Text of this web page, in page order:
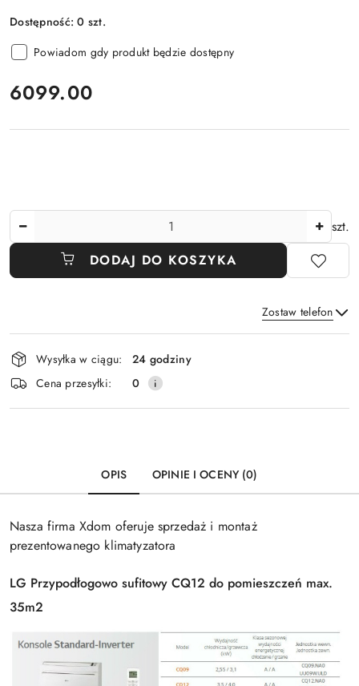
Dostępność:0 szt.
Powiadom gdy produkt będzie dostępny
cena:
6099.00
szt.
DODAJ DO KOSZYKA
Zostaw telefon
Wyślij
Dostępność
i
dostawa
Wysyłka w ciągu:
24 godziny
Cena przesyłki:
0
OPIS OPINIE I OCENY (0)
Nasza firma Xdom oferuje sprzedaż i montaż
prezentowanego klimatyzatora
LG Przypodłogowo sufitowy CQ12 do pomieszczeń max.
35m2